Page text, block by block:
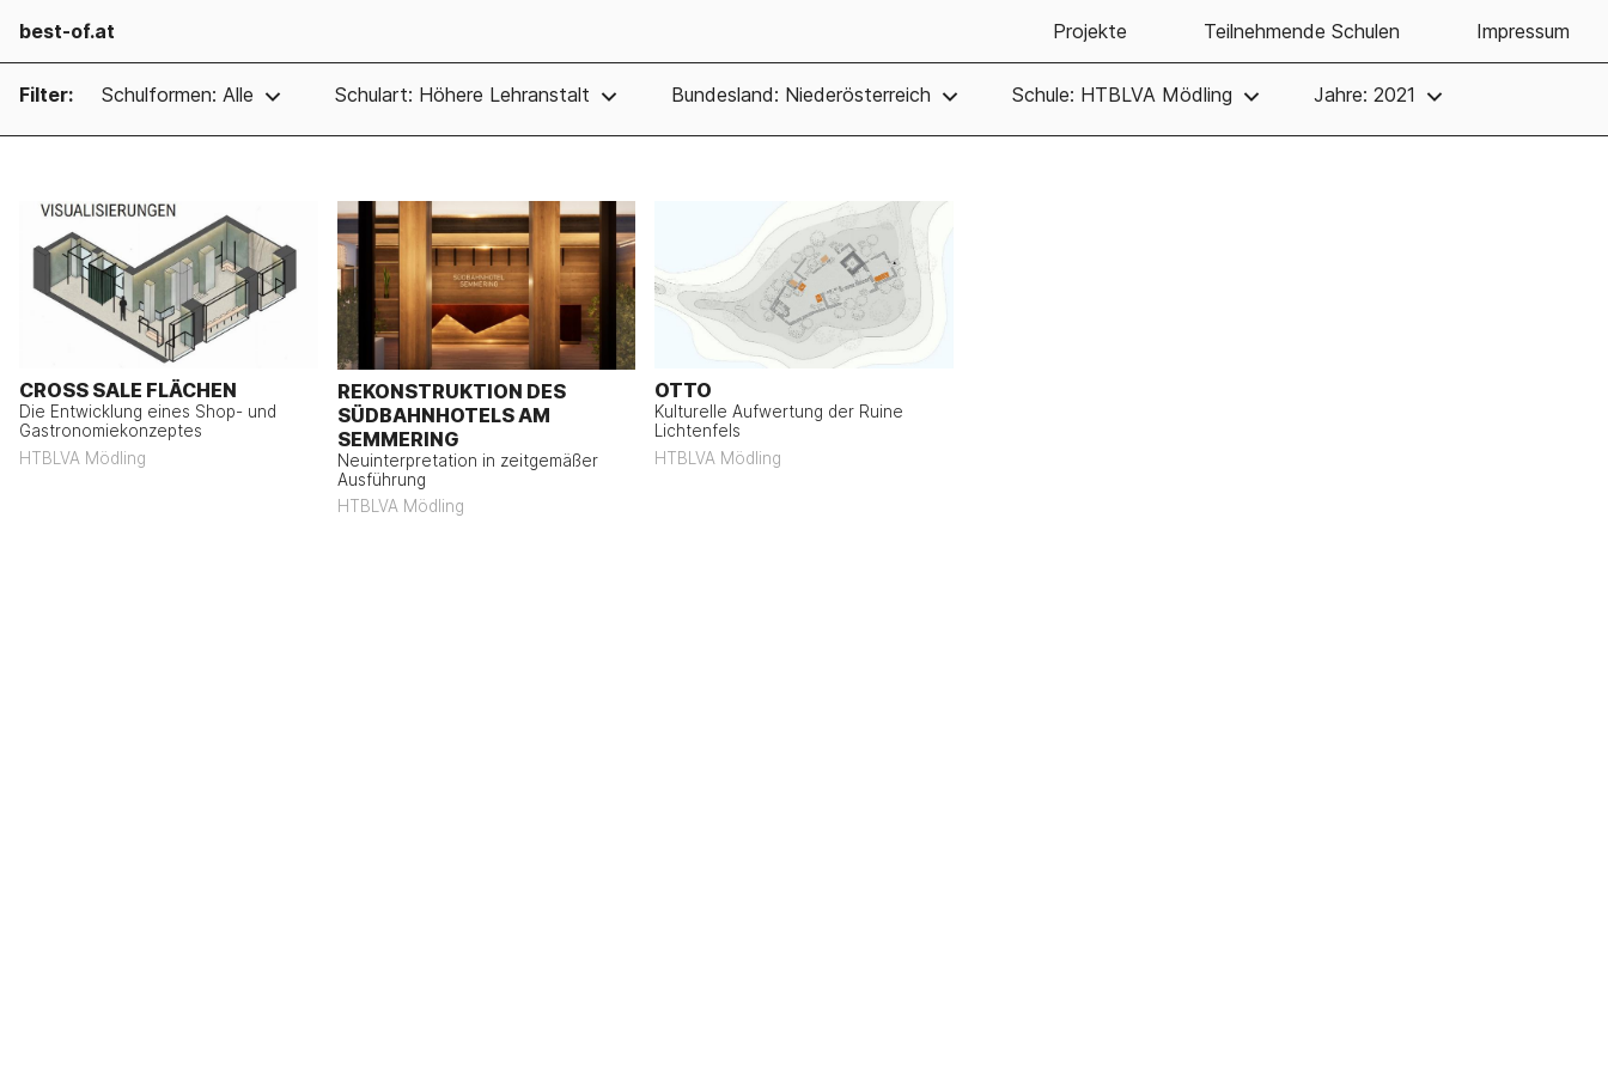
best-of.at Projekte Teilnehmende Schulen Impressum
Filter: Schulformen: Alle Schulart: Höhere Lehranstalt Bundesland: Niederösterreich Schule: HTBLVA Mödling Jahre: 2021
CROSS SALE FLÄCHEN
Die Entwicklung eines Shop- und
Gastronomiekonzeptes
HTBLVA Mödling
REKONSTRUKTION DES
SÜDBAHNHOTELS AM
SEMMERING
Neuinterpretation in zeitgemäßer
Ausführung
HTBLVA Mödling
OTTO
Kulturelle Aufwertung der Ruine
Lichtenfels
HTBLVA Mödling